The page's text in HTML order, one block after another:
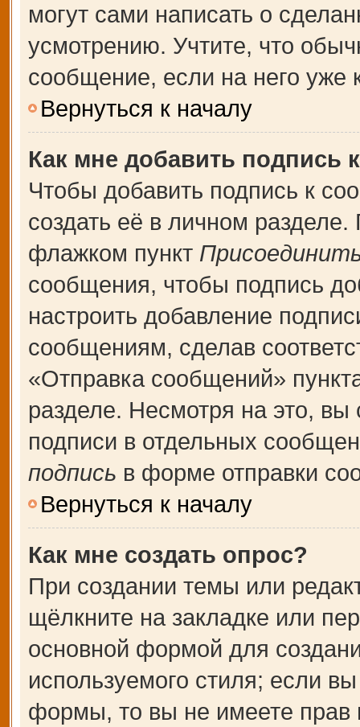
могут сами написать о
усмотрению. Учтите, что
сообщение, если на него уже
Вернуться к началу
Как мне добавить подпись
Чтобы добавить подпись к
создать её в личном
флажком пункт
сообщения, чтобы подпись
настроить добавление
сообщениям, сделав
«Отправка сообщений»
разделе. Несмотря на это,
подписи в отдельных
подпись в форме отправки
Вернуться к началу
Как мне создать опрос?
При создании темы или
щёлкните на закладке или
основной формой для
используемого стиля; если
формы, то вы не имеете прав